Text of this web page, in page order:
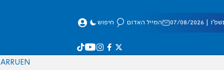
08/2026 המייל האדום חיפוש
EN
RU
AR